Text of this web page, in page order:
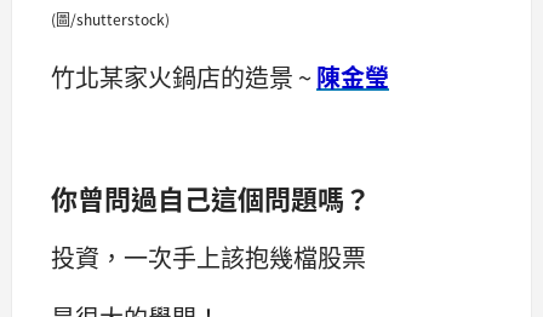
(圖/shutterstock)
竹北某家火鍋店的造景 ~ 陳金瑩
你曾問過自己這個問題嗎？
投資，一次手上該抱幾檔股票